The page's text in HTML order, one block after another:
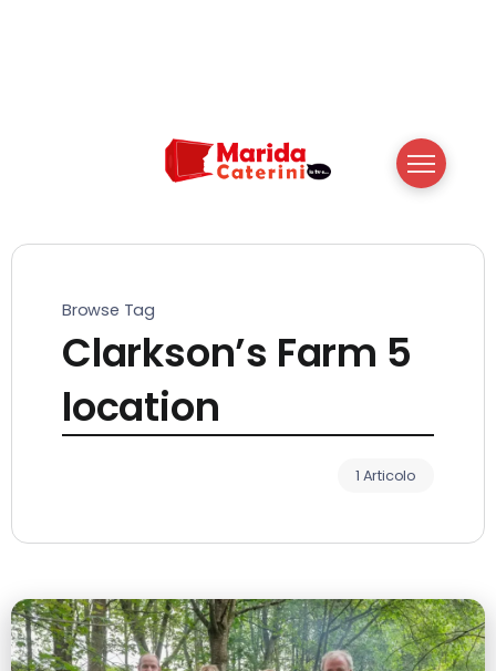
Browse Tag
Clarkson’s Farm 5
location
1 Articolo